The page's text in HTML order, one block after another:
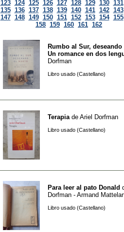
123 124 125 126 127 128 129 130 131
135 136 137 138 139 140 141 142 143
147 148 149 150 151 152 153 154 155
158 159 160 161 162
Rumbo al Sur, deseando
Un romance en dos
Dorfman
Libro usado (Castellano)
Terapia de Ariel Dorfman
Libro usado (Castellano)
Para leer al pato Donald
Dorfman - Armand
Libro usado (Castellano)